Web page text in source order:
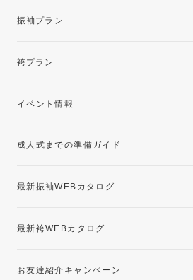
振袖プラン
レンタルプラン
袴プラン
卒業袴レンタルプラン
イベント情報
成人式までの準備ガイド
最新振袖WEBカタログ
最新袴WEBカタログ
お友達紹介キャンペーン